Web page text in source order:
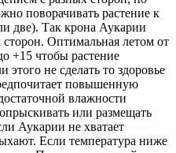
поворачивать растение к
две). Так крона Аукарии
сторон. Оптимальная летом от
+15 чтобы растение
этого не сделать то здоровье
повышенную
влажности
или размещать
Аукарии не хватает
Если температура ниже